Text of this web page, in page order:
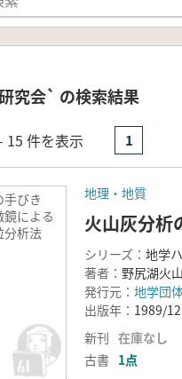
究会` の検索結果
15 件を表示 1
手びき
による
分析法
地理・地質
火山灰分
シリーズ： 地学
著者： 野尻湖火
発行元： 地学団
出版年： 1989/12
新刊 在庫なし
古書 1点